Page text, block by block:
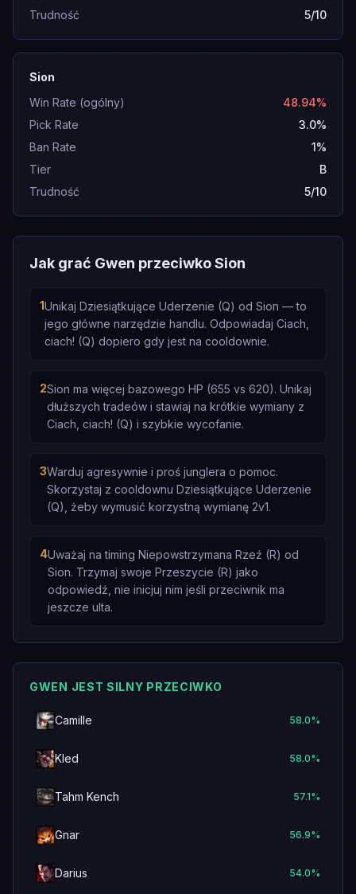
Trudność
5/10
Sion
Win Rate (ogólny)
48.94%
Pick Rate
3.0%
Ban Rate
1%
Tier
B
Trudność
5/10
Jak grać Gwen przeciwko Sion
1Unikaj Dziesiątkujące Uderzenie (Q) od Sion — to
jego główne narzędzie handlu. Odpowiadaj Ciach,
ciach! (Q) dopiero gdy jest na cooldownie.
2Sion ma więcej bazowego HP (655 vs 620). Unikaj
dłuższych tradeów i stawiaj na krótkie wymiany z
Ciach, ciach! (Q) i szybkie wycofanie.
3Warduj agresywnie i proś junglera o pomoc.
Skorzystaj z cooldownu Dziesiątkujące Uderzenie
(Q), żeby wymusić korzystną wymianę 2v1.
4Uważaj na timing Niepowstrzymana Rzeź (R) od
Sion. Trzymaj swoje Przeszycie (R) jako
odpowiedź, nie inicjuj nim jeśli przeciwnik ma
jeszcze ulta.
GWEN JEST SILNY PRZECIWKO
Camille 58.0%
Kled 58.0%
Tahm Kench 57.1%
Gnar 56.9%
Darius 54.0%